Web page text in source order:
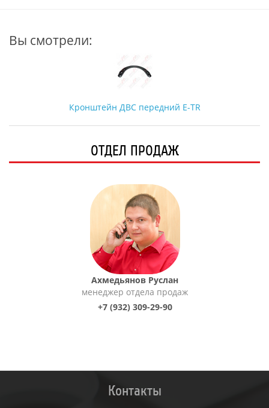
Вы смотрели:
Кронштейн ДВС передний E-TR
ОТДЕЛ ПРОДАЖ
Ахмедьянов Руслан
менеджер отдела продаж
+7 (932) 309-29-90
Контакты